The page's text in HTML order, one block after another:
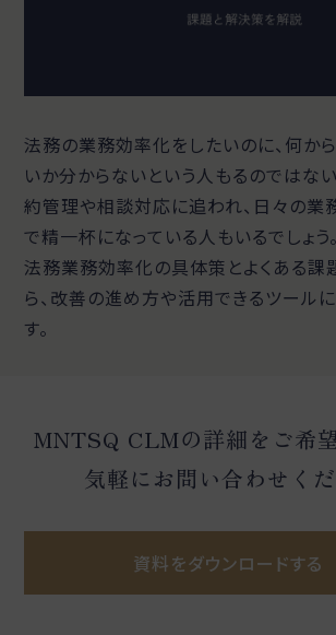
法務の業務効率化をしたいのに、何か
いか分からないという人もるのではない
約管理や相談対応に追われ、日々の業
で精一杯になっている人もいるでしょう
法務業務効率化の具体策とよくある課
ら、改善の進め方や活用できるツール
す。
MNTSQ CLMの詳細をご希
気軽にお問い合わせくだ
資料をダウンロードする